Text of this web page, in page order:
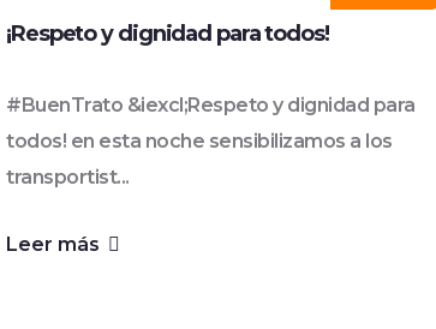
¡Respeto y dignidad para todos!
#BuenTrato &iexcl;Respeto y dignidad para
todos! en esta noche sensibilizamos a los
transportist...
Leer más